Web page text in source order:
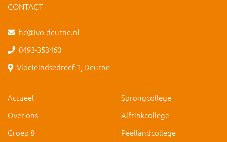
CONTACT
hc@ivo-deurne.nl
0493-353460
Vloeieindsedreef 1, Deurne
Actueel
Over ons
Groep 8
Sprongcollege
Alfrinkcollege
Peellandcollege